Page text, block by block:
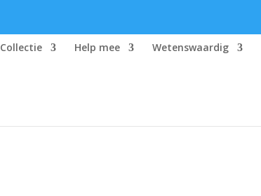
Collectie Help mee Wetenswaardig